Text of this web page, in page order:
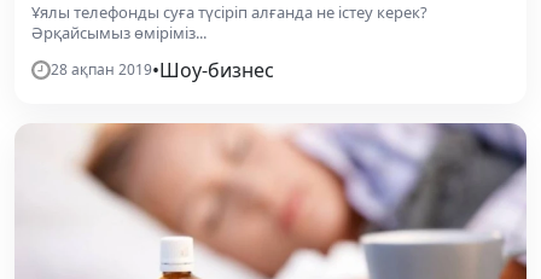
Ұялы телефонды суға түсіріп алғанда не істеу керек?
Әрқайсымыз өміріміз...
28 ақпан 2019•Шоу-бизнес